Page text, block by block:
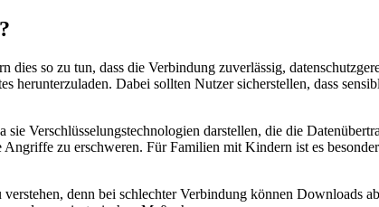
so zu tun, dass die Verbindung zuverlässig,
Dabei sollten Nutzer sicherstellen, dass
Verschlüsselungstechnologien darstellen, die die
zu erschweren. Für Familien mit Kindern ist es
denn bei schlechter Verbindung können Downloads